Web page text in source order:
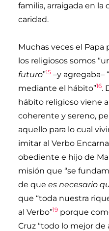
familia, arraigada en la
caridad.
Muchas veces el Papa
los religiosos somos
futuro”15 –y agregaba–
mediante el hábito”16.
hábito religioso viene
coherente y sereno,
aquello para lo cual
imitar al Verbo
obediente e hijo de
misión que “se
de quees necesario
que “toda nuestra
al Verbo”19 porque
Cruz “todo lo mejor de